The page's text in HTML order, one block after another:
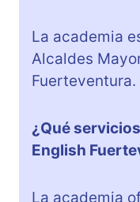
La academia
Alcaldes
Fuerteventura.
¿Qué
English
La academia